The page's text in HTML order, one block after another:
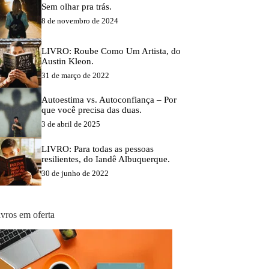
Sem olhar pra trás.
8 de novembro de 2024
LIVRO: Roube Como Um Artista, do
Austin Kleon.
31 de março de 2022
Autoestima vs. Autoconfiança – Por
que você precisa das duas.
3 de abril de 2025
LIVRO: Para todas as pessoas
resilientes, do Iandê Albuquerque.
30 de junho de 2022
em oferta